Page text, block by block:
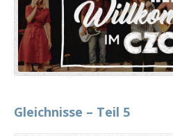
Gleichnisse – Teil 5